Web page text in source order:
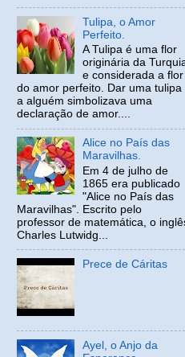
Tulipa, o Amor
Perfeito.
A Tulipa é uma flor
originária da
e considerada a flor
do amor perfeito. Dar uma tulipa
a alguém simbolizava uma
declaração de amor....
Alice no País das
Maravilhas.
Em 4 de julho de
1865 era publicado
"Alice no País das
Maravilhas". Escrito pelo
professor de matemática, o
Charles Lutwidg...
Prece de Cáritas
Ayel, o Anjo da